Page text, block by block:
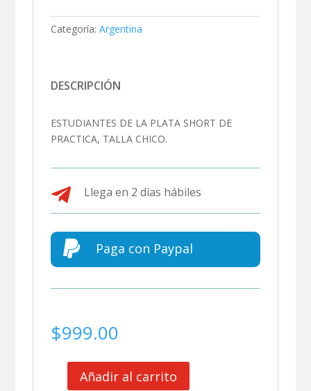
Categoría: Argentina
DESCRIPCIÓN
ESTUDIANTES DE LA PLATA SHORT DE
PRACTICA, TALLA CHICO.
 Llega en 2 días hábiles
 Paga con Paypal
$999.00
ESTUDIANTES
Añadir al carrito